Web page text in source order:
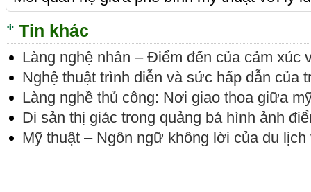
Tin khác
Làng nghệ nhân – Điểm đến của cảm xúc
Nghệ thuật trình diễn và sức hấp dẫn của
Làng nghề thủ công: Nơi giao thoa giữa
Di sản thị giác trong quảng bá hình ảnh
Mỹ thuật – Ngôn ngữ không lời của du lịch